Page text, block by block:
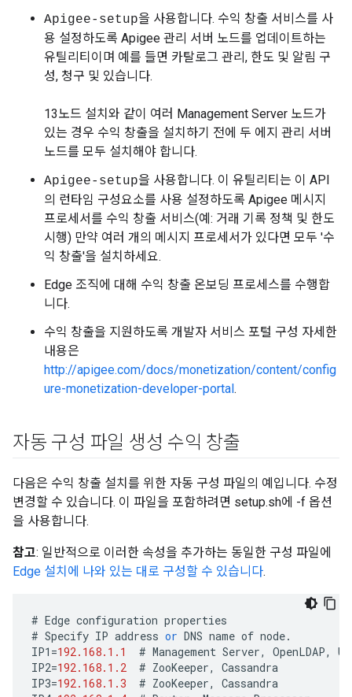
Apigee-setup을 사용합니다. 수익 창출 서비스를 사
용 설정하도록 Apigee 관리 서버 노드를 업데이트하는
유틸리티이며 예를 들면 카탈로그 관리, 한도 및 알림 구
성, 청구 및 있습니다.
13노드 설치와 같이 여러 Management Server 노드가
있는 경우 수익 창출을 설치하기 전에 두 에지 관리 서버
노드를 모두 설치해야 합니다.
Apigee-setup을 사용합니다. 이 유틸리티는 이 API
의 런타임 구성요소를 사용 설정하도록 Apigee 메시지
프로세서를 수익 창출 서비스(예: 거래 기록 정책 및 한도
시행) 만약 여러 개의 메시지 프로세서가 있다면 모두 '수
익 창출'을 설치하세요.
Edge 조직에 대해 수익 창출 온보딩 프로세스를 수행합
니다.
수익 창출을 지원하도록 개발자 서비스 포털 구성 자세한
내용은
http://apigee.com/docs/monetization/content/config
ure-monetization-developer-portal.
자동 구성 파일 생성 수익 창출
다음은 수익 창출 설치를 위한 자동 구성 파일의 예입니다. 수정
변경할 수 있습니다. 이 파일을 포함하려면 setup.sh에 -f 옵션
을 사용합니다.
참고: 일반적으로 이러한 속성을 추가하는 동일한 구성 파일에
Edge 설치에 나와 있는 대로 구성할 수 있습니다.
# Edge configuration properties
# Specify IP address or DNS name of node.
IP1 =192.168.1.1 # Management Server, OpenLDAP, UI
IP2=192.168.1.2 # ZooKeeper,
Cassandra
IP3=192.168.1.3 # ZooKeeper,
Cassandra